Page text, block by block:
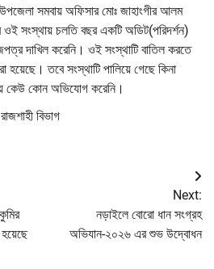
সমবায় অফিসার মোঃ জাহাংগীর আলম
সংস্থায় চলতি বছর একটি অডিট(পরিদর্শন)
দাখিল করেনি। ওই সংস্থাটি বাতিল করতে
তবে সংস্থাটি পালিয়ে গেছে কিনা
কেউ কোন অভিযোগ করেনি।
রাজশাহী বিভাগ
Next:
নড়াইলে বোরো ধান সংগ্রহ
অভিযান-২০২৬ এর শুভ উদ্বোধন